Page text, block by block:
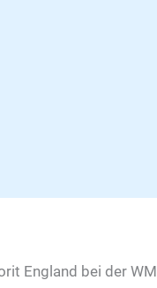
England bei der WM